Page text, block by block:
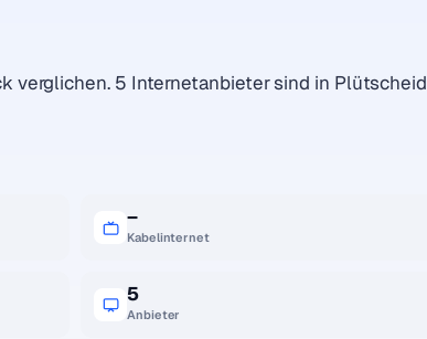
verglichen. 5 Internetanbieter sind in Plütscheid
–
Kabelinternet
5
Anbieter